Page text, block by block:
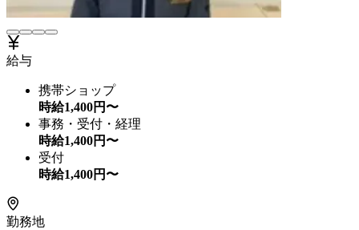
給与
携帯ショップ
時給1,400円〜
事務・受付・経理
時給1,400円〜
受付
時給1,400円〜
勤務地